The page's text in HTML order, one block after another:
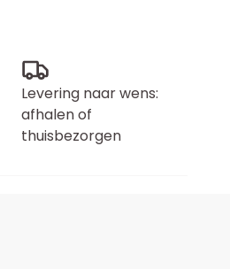
Levering naar wens:
afhalen of
thuisbezorgen